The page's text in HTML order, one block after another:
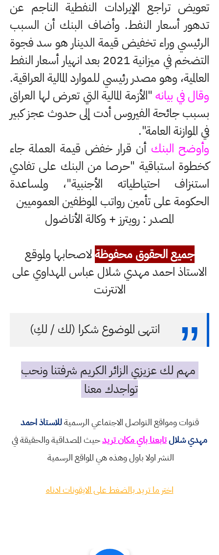
تعويض تراجع الإيرادات النفطية الناجم عن
تدهور أسعار النفط. وأضاف البنك أن السبب
الرئيسي وراء تخفيض قيمة الدينار هو سد فجوة
التضخم في ميزانية 2021 بعد انهيار أسعار النفط
العالمية، وهو مصدر رئيسي للموارد المالية العراقية.
وقال في بيانه "الأزمة المالية التي تعرض لها العراق
بسبب جائحة الفيروس أدت إلى حدوث عجز كبير
في الموازنة العامة".
وأوضح البنك أن قرار خفض قيمة العملة جاء
كخطوة استباقية "حرصا من البنك على تفادي
استنزاف احتياطياته الأجنبية"، ولمساعدة
الحكومة على تأمين رواتب الموظفين العموميين
المصدر : رويترز + وكالة الأناضول
جميع الحقوق محفوظةلاصحابها ولموقع
الاستاذ احمد مهدي شلال عباس المهداوي على
الانترنت
انتهى الموضوع شكرا (لك / لكِ)
مهم لك عزيزي الزائر الكريم شرفتنا ونحب
تواجدك معنا
قنوات ومواقع التواصل الاجتماعي الرسميةللاستاذ احمد
مهدي شلالتابعنا باي مكان تريدحيث المصداقية والحقيقة في
النشر اولا باول وهذه هي المواقع الرسمية
اختر ما تريد بالضغط على الايقونات ادناه